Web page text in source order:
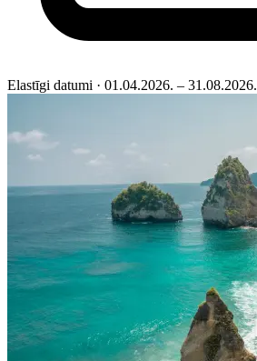
Elastīgi datumi · 01.04.2026. – 31.08.2026.